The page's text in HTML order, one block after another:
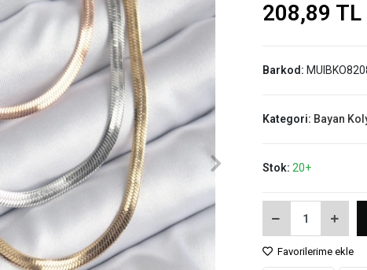
208,89 TL
Barkod:
Kategori: Bayan
Stok: 20+
Favorilerime ekle